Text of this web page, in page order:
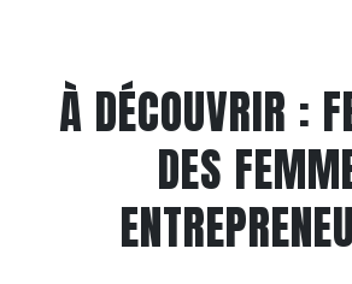
À DÉCOUVRIR :
DES